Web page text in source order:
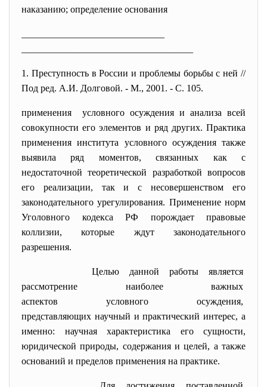
наказанию; определение основания
1 . Преступность в России и проблемы борьбы с ней //
Под ред. А.И. Долговой. - М., 2001. - С. 105.
применения условного осуждения и анализа всей
совокупности его элементов и ряд других. Практика
применения института условного осуждения также
выявила ряд моментов, связанных как с
недостаточной теоретической разработкой вопросов
его реализации, так и с несовершенством его
законодательного урегулирования. Применение норм
Уголовного кодекса РФ порождает правовые
коллизии, которые ждут законодательного
разрешения.
Целью данной работы является
рассмотрение наиболее важных
аспектов условного осуждения,
представляющих научный ипрактический интерес, а
именно: научная характеристика его сущности,
юридической природы, содержания и целей, а также
оснований и пределов применения на практике.